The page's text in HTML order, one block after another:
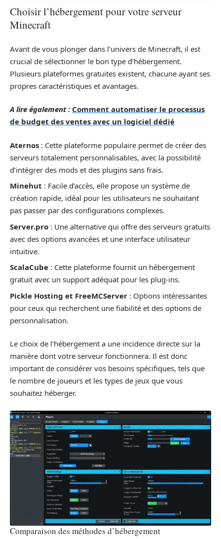
Choisir l’hébergement pour votre serveur
Minecraft
Avant de vous plonger dans l’univers de Minecraft, il est
crucial de sélectionner le bon type d’hébergement.
Plusieurs plateformes gratuites existent, chacune ayant ses
propres caractéristiques et avantages.
A lire également : Comment automatiser le processus
de budget des ventes avec un logiciel dédié
Aternos : Cette plateforme populaire permet de créer des
serveurs totalement personnalisables, avec la possibilité
d’intégrer des mods et des plugins sans frais.
Minehut : Facile d’accès, elle propose un système de
création rapide, idéal pour les utilisateurs ne souhaitant
pas passer par des configurations complexes.
Server.pro : Une alternative qui offre des serveurs gratuits
avec des options avancées et une interface utilisateur
intuitive.
ScalaCube : Cette plateforme fournit un hébergement
gratuit avec un support adéquat pour les plug-ins.
Pickle Hosting et FreeMCServer : Options intéressantes
pour ceux qui recherchent une fiabilité et des options de
personnalisation.
Le choix de l’hébergement a une incidence directe sur la
manière dont votre serveur fonctionnera. Il est donc
important de considérer vos besoins spécifiques, tels que
le nombre de joueurs et les types de jeux que vous
souhaitez héberger.
Comparaison des méthodes d’hébergement